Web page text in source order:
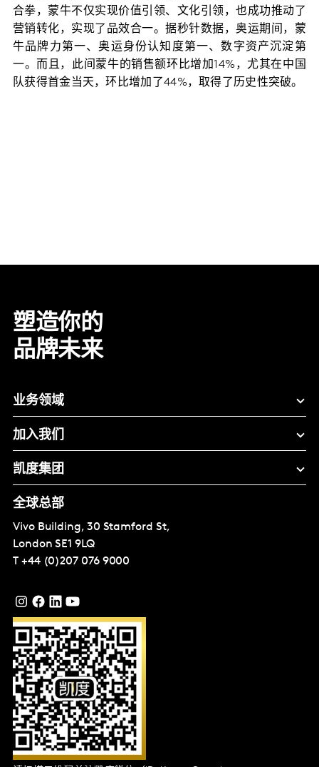
合拳，蒙牛不仅实现价值引领、文化引领，也成功推动了
营销转化，实现了品效合一。据秒针数据，奥运期间，蒙
牛品牌力第一、奥运身份认知度第一、数字资产沉淀第
一。而且，此间蒙牛的销售额环比增加14%，尤其在中国
队获得首金当天，环比增加了44%，取得了历史性突破。
塑造你的
品牌未来
业务领域
加入我们
凯度集团
全球总部
Vivo Building, 30 Stamford St,
London SE1 9LQ
T +44 (0)207 076 9000